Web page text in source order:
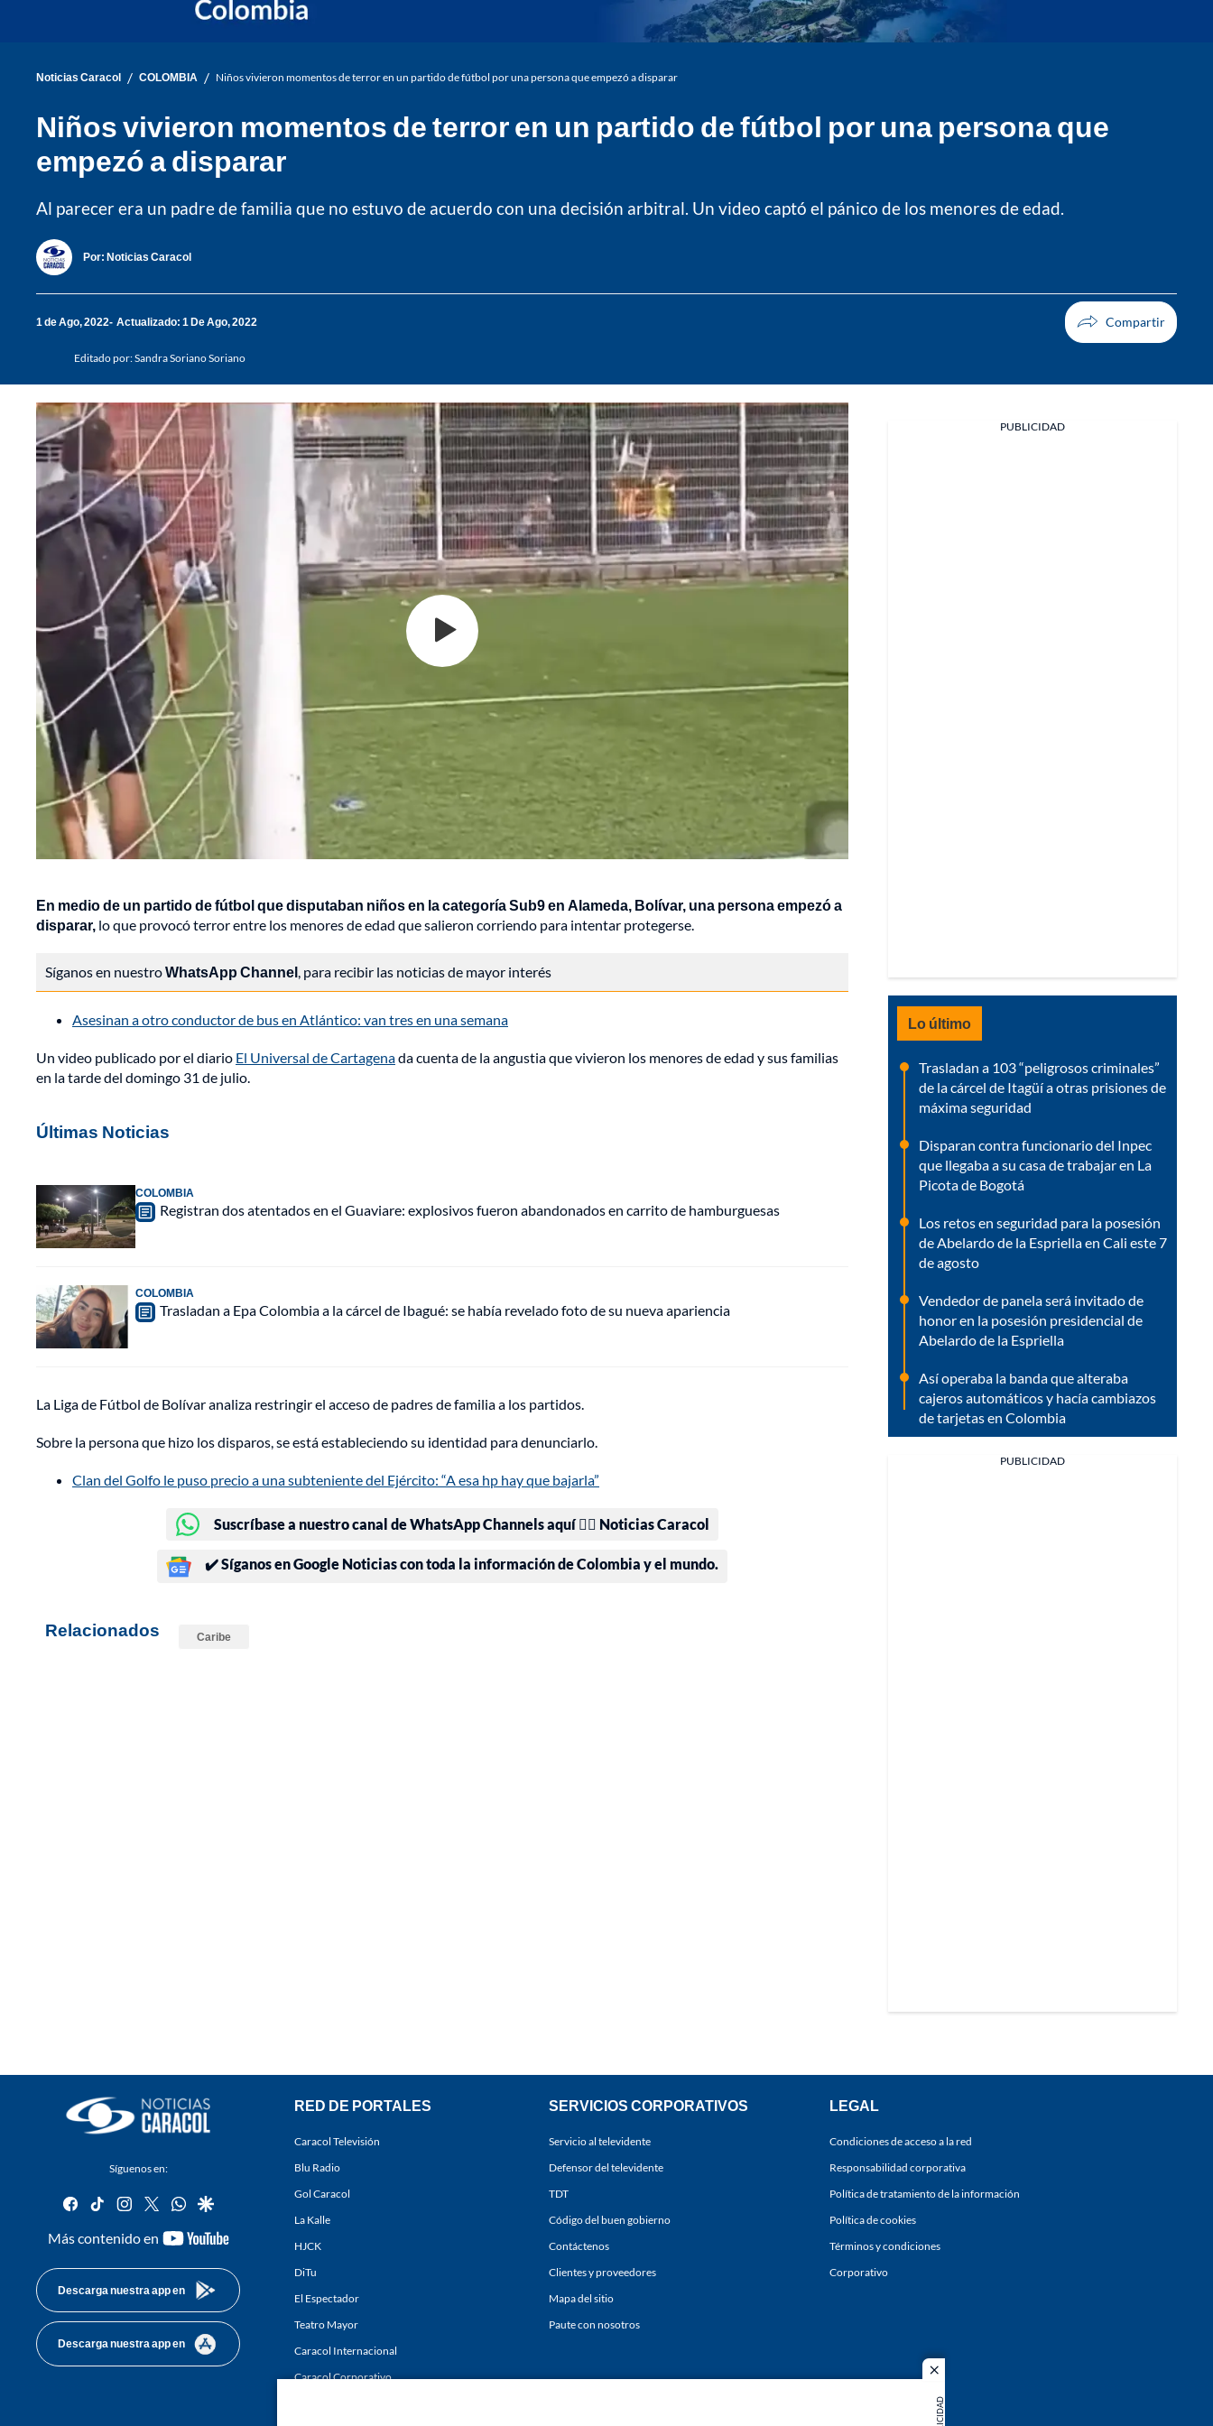
close
Noticias Caracol / COLOMBIA / Niños vivieron momentos de terror en un partido de fútbol por una persona que empezó a disparar
Niños vivieron momentos de terror en un partido de fútbol por una persona que
empezó a disparar
Al parecer era un padre de familia que no estuvo de acuerdo con una decisión arbitral. Un video captó el pánico de los menores de edad.
Por: Noticias Caracol
1 de Ago, 2022 Actualizado: 1 De Ago, 2022
Editado por:Sandra Soriano Soriano
En medio de un partido de fútbol que disputaban niños en la categoría Sub9 en Alameda, Bolívar, una persona empezó a
disparar, lo que provocó terror entre los menores de edad que salieron corriendo para intentar protegerse.
Síganos en nuestroWhatsApp Channel, para recibir las noticias de mayor interés
Asesinan a otro conductor de bus en Atlántico: van tres en una semana
Un video publicado por el diario El Universal de Cartagenada cuenta de la angustia que vivieron los menores de edad y sus familias
en la tarde del domingo 31 de julio.
Últimas Noticias
COLOMBIA
Registran dos atentados en el Guaviare: explosivos fueron abandonados en carrito de hamburguesas
COLOMBIA
Trasladan a Epa Colombia a la cárcel de Ibagué: se había revelado foto de su nueva apariencia
La Liga de Fútbol de Bolívar analiza restringir el acceso de padres de familia a los partidos.
Sobre la persona que hizo los disparos, se está estableciendo su identidad para denunciarlo.
Clan del Golfo le puso precio a una subteniente del Ejército: “A esa hp hay que bajarla”
Suscríbase a nuestro canal de WhatsApp Channels aquí 👉🏻 Noticias Caracol
✔️ Síganos en Google Noticias con toda la información de Colombia y el mundo.
Relacionados Caribe
PUBLICIDAD
Lo último
Trasladan a 103 “peligrosos criminales”
de la cárcel de Itagüí a otras prisiones de
máxima seguridad
Disparan contra funcionario del Inpec
que llegaba a su casa de trabajar en La
Picota de Bogotá
Los retos en seguridad para la posesión
de Abelardo de la Espriella en Cali este 7
de agosto
Vendedor de panela será invitado de
honor en la posesión presidencial de
Abelardo de la Espriella
Así operaba la banda que alteraba
cajeros automáticos y hacía cambiazos
de tarjetas en Colombia
PUBLICIDAD
Síguenos en:
facebook
tiktok instagram
twitterwhatsapp
google
Más contenido en
youtube-
Descarga nuestra app en
Descarga nuestra app en
RED DE PORTALES
Caracol Televisión
Blu Radio
Gol Caracol
La Kalle
HJCK
DiTu
El Espectador
Teatro Mayor
Caracol Internacional
Caracol Corporativo
SERVICIOS CORPORATIVOS
Servicio al televidente
Defensor del televidente
TDT
Código del buen gobierno
Contáctenos
Clientes y proveedores
Mapa del sitio
Paute con nosotros
LEGAL
Condiciones de acceso a la red
Responsabilidad corporativa
Política de tratamiento de la información
Política de cookies
Términos y condiciones
Corporativo